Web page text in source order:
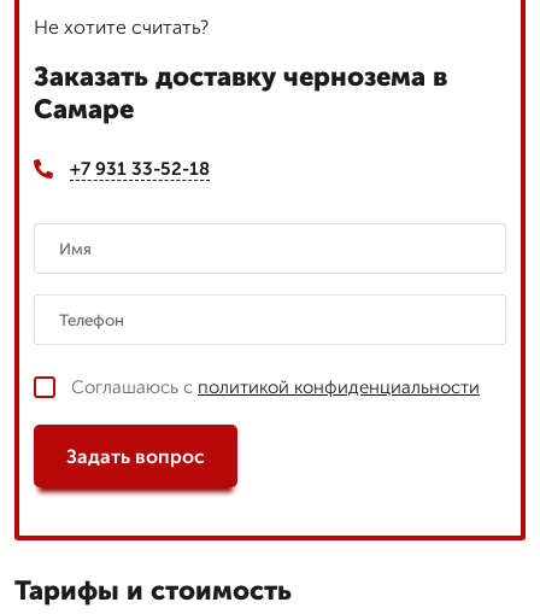
Не хотите считать?
Заказать доставку чернозема в
Самаре
+7 931 33-52-18
Соглашаюсь с политикой конфиденциальности
Задать вопрос
Тарифы и стоимость